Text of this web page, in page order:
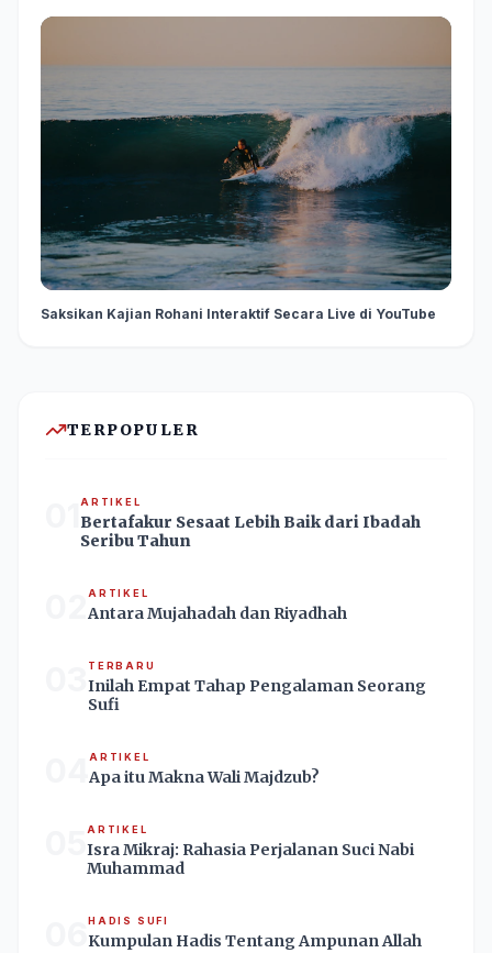
Saksikan Kajian Rohani Interaktif Secara Live di YouTube
TERPOPULER
ARTIKEL
Bertafakur Sesaat Lebih Baik dari Ibadah
Seribu Tahun
ARTIKEL
Antara Mujahadah dan Riyadhah
TERBARU
Inilah Empat Tahap Pengalaman Seorang
Sufi
ARTIKEL
Apa itu Makna Wali Majdzub?
ARTIKEL
Isra Mikraj: Rahasia Perjalanan Suci Nabi
Muhammad
HADIS SUFI
Kumpulan Hadis Tentang Ampunan Allah